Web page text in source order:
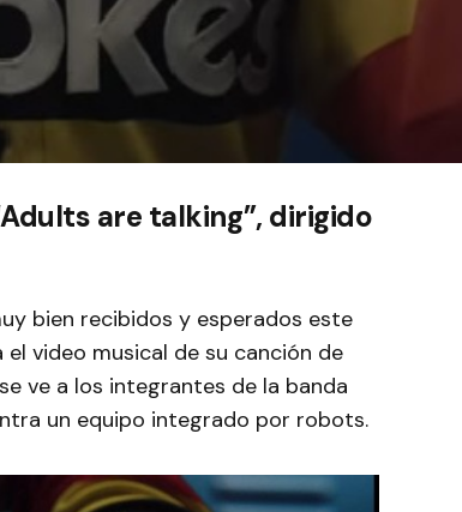
are talking”, dirigido
bien recibidos y esperados este
el video musical de su canción de
ve a los integrantes de la banda
un equipo integrado por robots.